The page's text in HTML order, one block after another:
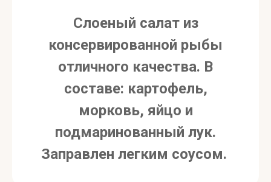
Слоеный салат из
консервированной рыбы
отличного качества. В
составе: картофель,
морковь, яйцо и
подмаринованный лук.
Заправлен легким соусом.